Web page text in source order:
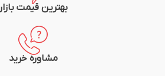
بهترین قیمت بازار
مشاوره خرید